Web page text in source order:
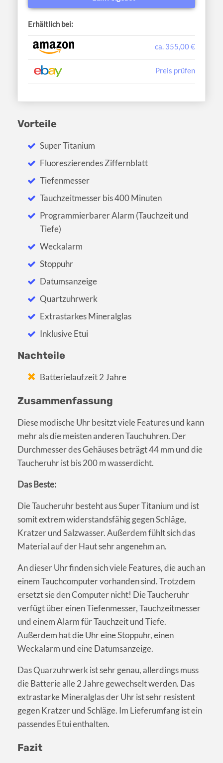
Erhältlich bei:
ca. 355,00 €
Preis prüfen
Vorteile
Super Titanium
Fluoreszierendes Ziffernblatt
Tiefenmesser
Tauchzeitmesser bis 400 Minuten
Programmierbarer Alarm (Tauchzeit und
Tiefe)
Weckalarm
Stoppuhr
Datumsanzeige
Quartzuhrwerk
Extrastarkes Mineralglas
Inklusive Etui
Nachteile
Batterielaufzeit 2 Jahre
Zusammenfassung
Diese modische Uhr besitzt viele Features und kann
mehr als die meisten anderen Tauchuhren. Der
Durchmesser des Gehäuses beträgt 44 mm und die
Taucheruhr ist bis 200 m wasserdicht.
Das Beste:
Die Taucheruhr besteht aus Super Titanium und ist
somit extrem widerstandsfähig gegen Schläge,
Kratzer und Salzwasser. Außerdem fühlt sich das
Material auf der Haut sehr angenehm an.
An dieser Uhr finden sich viele Features, die auch an
einem Tauchcomputer vorhanden sind. Trotzdem
ersetzt sie den Computer nicht! Die Taucheruhr
verfügt über einen Tiefenmesser, Tauchzeitmesser
und einem Alarm für Tauchzeit und Tiefe.
Außerdem hat die Uhr eine Stoppuhr, einen
Weckalarm und eine Datumsanzeige.
Das Quarzuhrwerk ist sehr genau, allerdings muss
die Batterie alle 2 Jahre gewechselt werden. Das
extrastarke Mineralglas der Uhr ist sehr resistent
gegen Kratzer und Schläge. Im Lieferumfang ist ein
passendes Etui enthalten.
Fazit